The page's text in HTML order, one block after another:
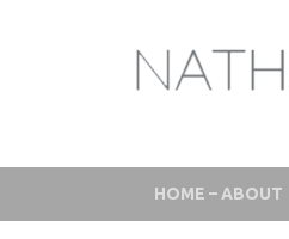
LAB
Fine
Parfums de
HOME – ABOUT